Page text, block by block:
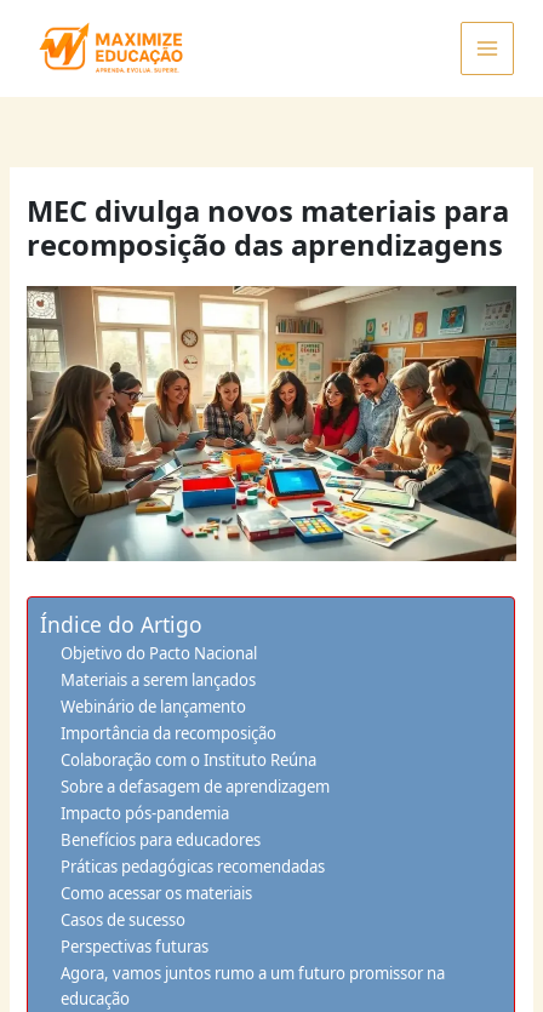
MEC divulga novos materiais para
recomposição das aprendizagens
Índice do Artigo
Objetivo do Pacto Nacional
Materiais a serem lançados
Webinário de lançamento
Importância da recomposição
Colaboração com o Instituto Reúna
Sobre a defasagem de aprendizagem
Impacto pós-pandemia
Benefícios para educadores
Práticas pedagógicas recomendadas
Como acessar os materiais
Casos de sucesso
Perspectivas futuras
Agora, vamos juntos rumo a um futuro promissor na
educação